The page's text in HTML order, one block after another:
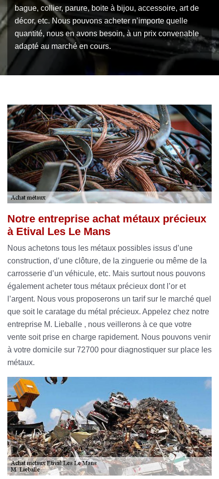
bague, collier, parure, boite à bijou, accessoire, art de
décor, etc. Nous pouvons acheter n’importe quelle
quantité, nous en avons besoin, à un prix convenable
adapté au marché en cours.
Notre entreprise achat métaux précieux
à Etival Les Le Mans
Nous achetons tous les métaux possibles issus d’une
construction, d’une clôture, de la zinguerie ou même de la
carrosserie d’un véhicule, etc. Mais surtout nous pouvons
également acheter tous métaux précieux dont l’or et
l’argent. Nous vous proposerons un tarif sur le marché quel
que soit le caratage du métal précieux. Appelez chez notre
entreprise M. Lieballe , nous veillerons à ce que votre
vente soit prise en charge rapidement. Nous pouvons venir
à votre domicile sur 72700 pour diagnostiquer sur place les
métaux.